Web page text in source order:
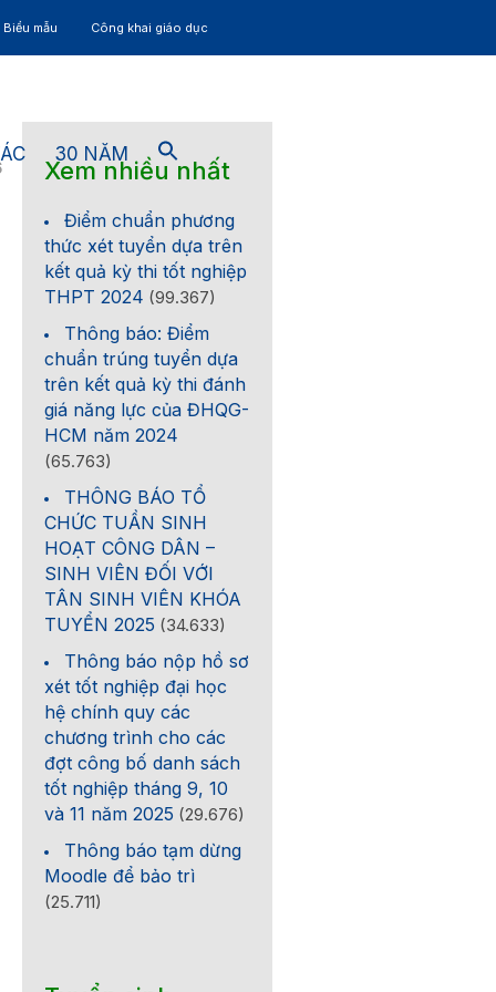
mẫu Công khai giáo dục
30 NĂM
Xem nhiều nhất
Điểm chuẩn phương
thức xét tuyển dựa trên
kết quả kỳ thi tốt nghiệp
THPT 2024 (99.367)
Thông báo: Điểm
chuẩn trúng tuyển dựa
trên kết quả kỳ thi đánh
giá năng lực của ĐHQG-
HCM năm 2024
(65.763)
THÔNG BÁO TỔ
CHỨC TUẦN SINH
HOẠT CÔNG DÂN –
SINH VIÊN ĐỐI VỚI
TÂN SINH VIÊN KHÓA
TUYỂN 2025 (34.633)
Thông báo nộp hồ sơ
xét tốt nghiệp đại học
hệ chính quy các
chương trình cho các
đợt công bố danh sách
tốt nghiệp tháng 9, 10
và 11 năm 2025 (29.676)
Thông báo tạm dừng
Moodle để bảo trì
(25.711)